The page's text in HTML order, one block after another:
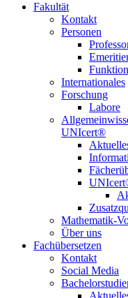
Fakultät
Kontakt
Personen
Internationales
Forschung
Labore
UNIcert®
Mathematik-
Über uns
Fachübersetzen
Kontakt
Social Media